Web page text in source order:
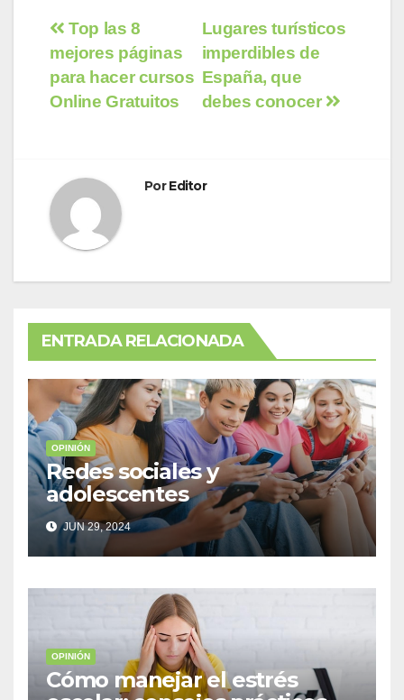
Navegación
de
entradas
Lugares turísticos
imperdibles de
España, que
debes conocer
Top las 8
mejores páginas
para hacer cursos
Online Gratuitos
PorEditor
ENTRADA RELACIONADA
OPINIÓN
Redes sociales y
adolescentes
JUN 29, 2024
OPINIÓN
Cómo manejar el estrés